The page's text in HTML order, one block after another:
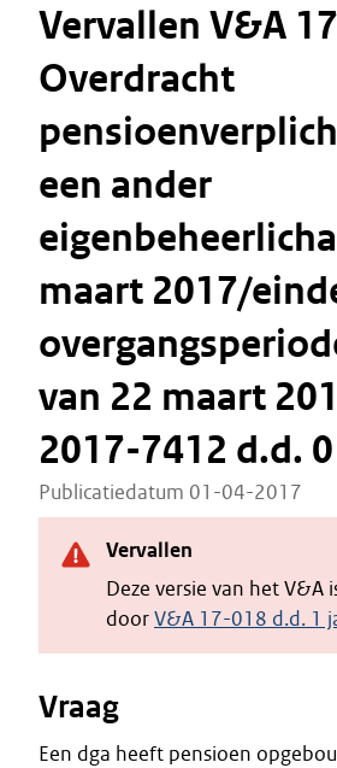
Vervallen V&A
Overdracht
een ander
maart 2017/
van 22 maart
2017-7412 d.d.
Publicatiedatum 01-04-2017
Vervallen
Deze versie van het V&A
doorV&A 17-018 d.d. 1
Vraag
Een dga heeft pensioen